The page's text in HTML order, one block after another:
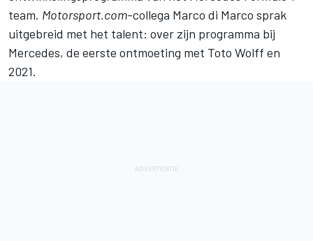
team. Motorsport.com-collega Marco di Marco sprak
uitgebreid met het talent: over zijn programma bij
Mercedes, de eerste ontmoeting met Toto Wolff en
2021.